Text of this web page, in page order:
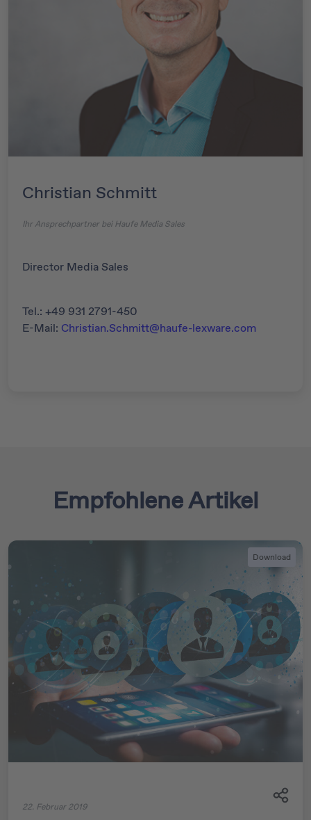
Christian Schmitt
Ihr Ansprechpartner bei Haufe Media Sales
Director Media Sales
Tel.: +49 931 2791-450
E-Mail: Christian.Schmitt@haufe-lexware.com
Empfohlene Artikel
Download
22. Februar 2019